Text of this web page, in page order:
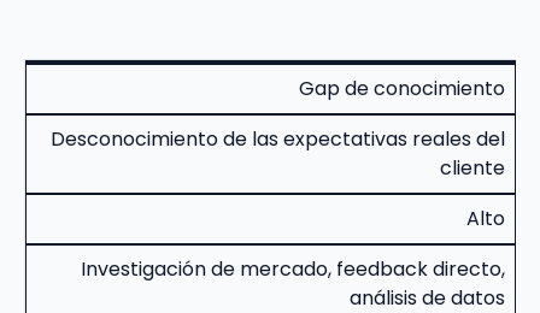
Gap de conocimiento
Desconocimiento de las expectativas reales del
cliente
Alto
Investigación de mercado, feedback directo,
análisis de datos